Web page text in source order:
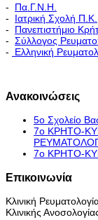
- Πα.Γ.Ν.Η.
- Ιατρική Σχολή Π.Κ.
- Πανεπιστήμιο
- Σύλλογος
-
Ελληνική
Ανακοινώσεις
5ο Σχολείο
7ο ΚΡΗΤΟ-
7ο ΚΡΗΤΟ-
Επικοινωνία
Κλινική
Κλινικής